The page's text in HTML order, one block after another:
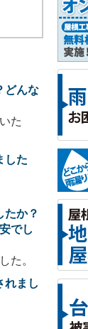
どんな
た
した
たか？
でし
た。
れまし